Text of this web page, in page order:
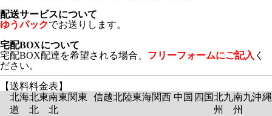
配送サービスについて
ゆうパックでお送りします。
宅配BOXについて
宅配BOX配達を希望される場合、 フリーフォームにご記入 く
ださい。
【送料料金表】
北海
道
北東
北
南東
北
関東 信越北陸東海関西 中国 四国北九
州
南九
州
沖縄